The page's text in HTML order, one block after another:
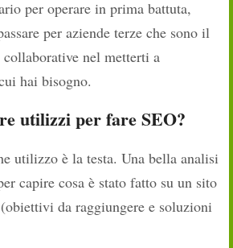
per operare in prima battuta,
per aziende terze che sono il
nel metterti a
hai bisogno.
utilizzi per fare SEO?
utilizzo è la testa. Una bella analisi
capire cosa è stato fatto su un sito
da raggiungere e soluzioni